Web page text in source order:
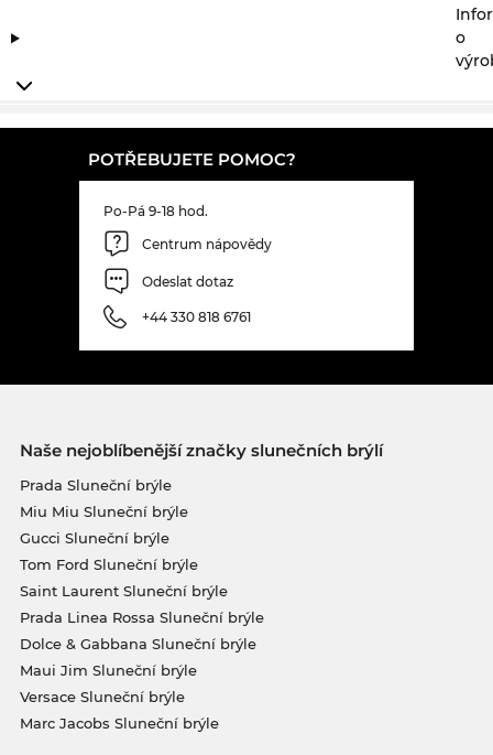
o
POTŘEBUJETE POMOC?
Po-Pá 9-18 hod.
Centrum nápovědy
Odeslat dotaz
+44 330 818 6761
Naše nejoblíbenější značky slunečních brýlí
Prada Sluneční brýle
Miu Miu Sluneční brýle
Gucci Sluneční brýle
Tom Ford Sluneční brýle
Saint Laurent Sluneční brýle
Prada Linea Rossa Sluneční brýle
Dolce & Gabbana Sluneční brýle
Maui Jim Sluneční brýle
Versace Sluneční brýle
Marc Jacobs Sluneční brýle